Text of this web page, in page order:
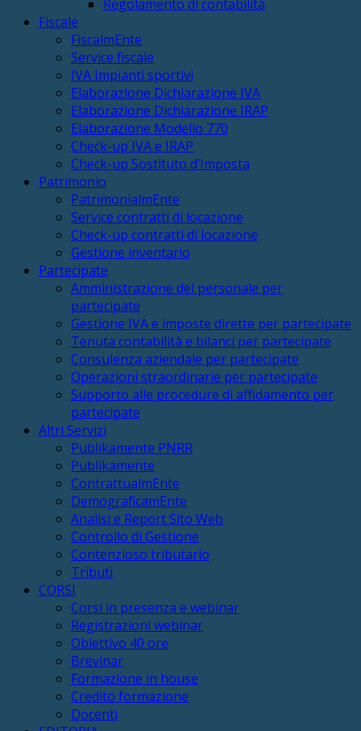
Regolamento di contabilità
Fiscale
FiscalmEnte
Service fiscale
IVA Impianti sportivi
Elaborazione Dichiarazione IVA
Elaborazione Dichiarazione IRAP
Elaborazione Modello 770
Check-up IVA e IRAP
Check-up Sostituto d’Imposta
Patrimonio
PatrimonialmEnte
Service contratti di locazione
Check-up contratti di locazione
Gestione inventario
Partecipate
Amministrazione del personale per
partecipate
Gestione IVA e imposte dirette per partecipate
Tenuta contabilità e bilanci per partecipate
Consulenza aziendale per partecipate
Operazioni straordinarie per partecipate
Supporto alle procedure di affidamento per
partecipate
Altri Servizi
Publikamente PNRR
Publikamente
ContrattualmEnte
DemograficamEnte
Analisi e Report Sito Web
Controllo di Gestione
Contenzioso tributario
Tributi
CORSI
Corsi in presenza e webinar
Registrazioni webinar
Obiettivo 40 ore
Brevinar
Formazione in house
Credito formazione
Docenti